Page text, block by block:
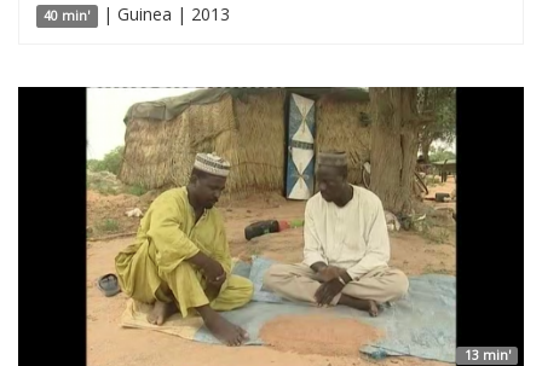
40 min' | Guinea | 2013
13 min'